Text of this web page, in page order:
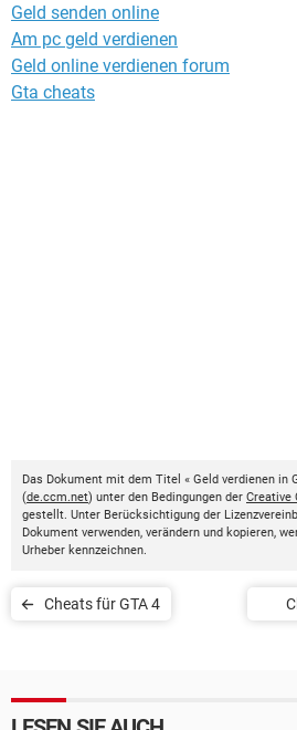
Geld senden online
Am pc geld verdienen
Geld online verdienen forum
Gta cheats
Das Dokument mit dem Titel « Geld verdienen in
(de.ccm.net) unter den Bedingungen der Creative
gestellt. Unter Berücksichtigung der
Dokument verwenden, verändern und kopieren,
Urheber kennzeichnen.
Cheats für GTA 4